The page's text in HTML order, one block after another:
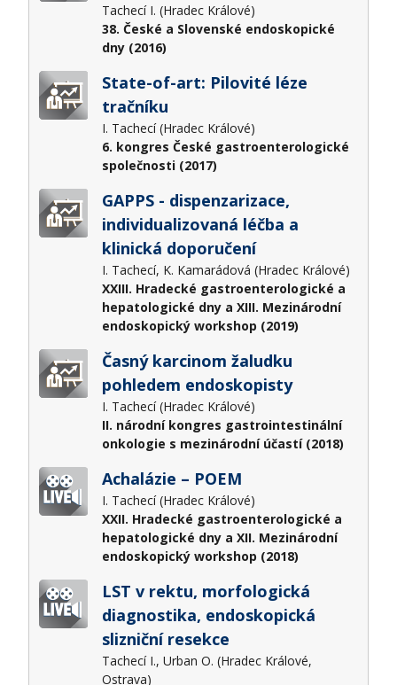
Tachecí I. (Hradec Králové)
38. České a Slovenské endoskopické
dny (2016)
State-of-art: Pilovité léze
tračníku
I. Tachecí (Hradec Králové)
6. kongres České gastroenterologické
společnosti (2017)
GAPPS - dispenzarizace,
individualizovaná léčba a
klinická doporučení
I. Tachecí, K. Kamarádová (Hradec Králové)
XXIII. Hradecké gastroenterologické a
hepatologické dny a XIII. Mezinárodní
endoskopický workshop (2019)
Časný karcinom žaludku
pohledem endoskopisty
I. Tachecí (Hradec Králové)
II. národní kongres gastrointestinální
onkologie s mezinárodní účastí (2018)
Achalázie – POEM
I. Tachecí (Hradec Králové)
XXII. Hradecké gastroenterologické a
hepatologické dny a XII. Mezinárodní
endoskopický workshop (2018)
LST v rektu, morfologická
diagnostika, endoskopická
slizniční resekce
Tachecí I., Urban O. (Hradec Králové,
Ostrava)